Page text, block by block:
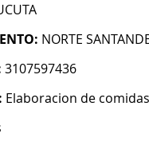
NORTE
3107597436
Elaboracion de